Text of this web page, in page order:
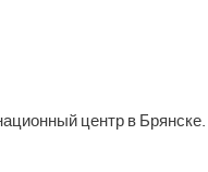
центр в Брянске.